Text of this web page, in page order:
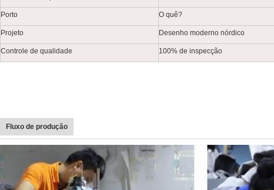
Porto O quê?
Projeto Desenho moderno nórdico
Controle de qualidade 100% de inspecção
Fluxo de produção